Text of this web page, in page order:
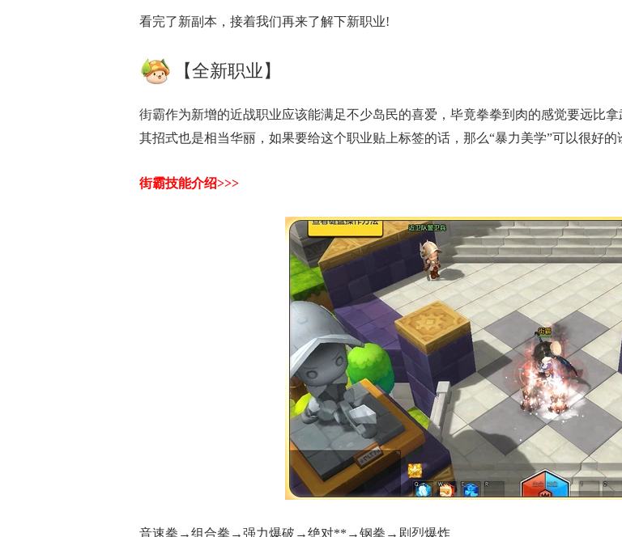
看完了新副本，接着我们再来了解下新职业!
【全新职业】
街霸作为新增的近战职业应该能满足不少岛民的喜爱，毕竟拳拳到肉的感觉要远比
其招式也是相当华丽，如果要给这个职业贴上标签的话，那么“暴力美学”可以很好的
街霸技能介绍>>>
音速拳→组合拳→强力爆破→绝对**→钢拳→剧烈爆炸